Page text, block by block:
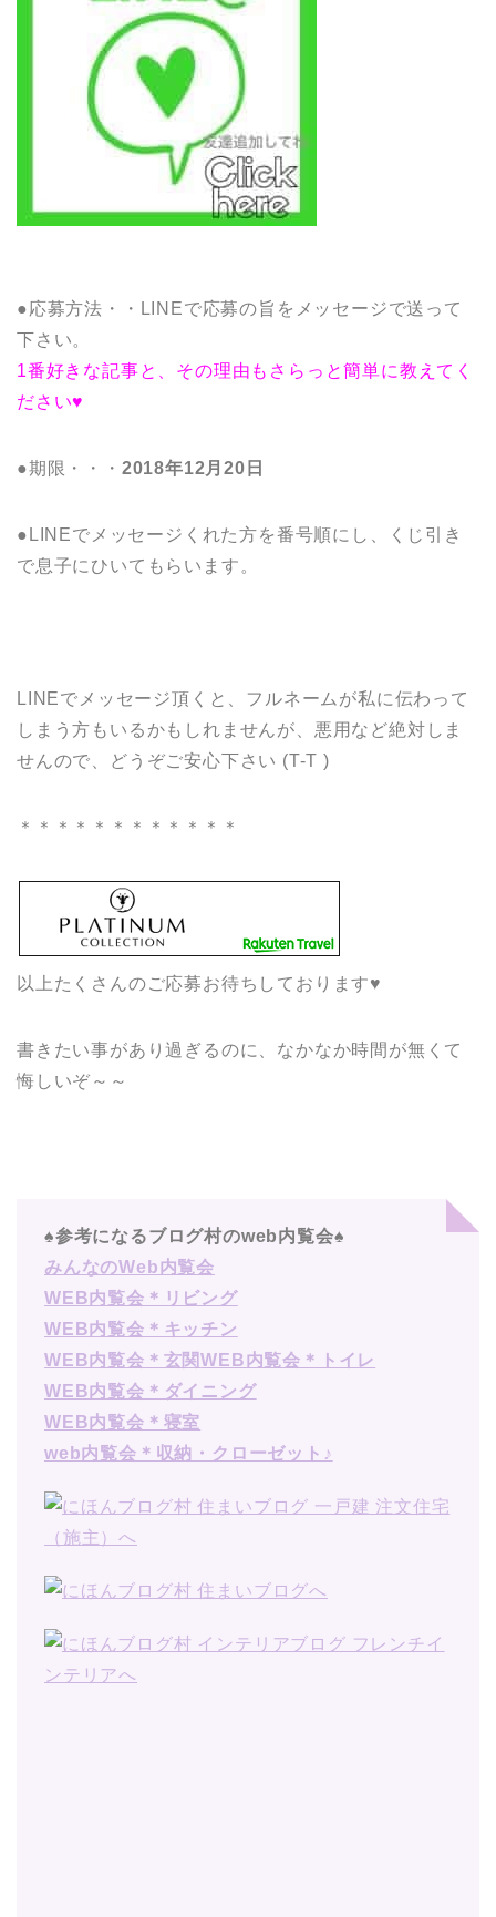
●応募方法・・LINEで応募の旨をメッセージで送って
下さい。
1番好きな記事と、その理由もさらっと簡単に教えてく
ださい♥
●期限・・・ 2018年12月20日
●LINEでメッセージくれた方を番号順にし、くじ引き
で息子にひいてもらいます。
LINEでメッセージ頂くと、フルネームが私に伝わって
しまう方もいるかもしれませんが、悪用など絶対しま
せんので、どうぞご安心下さい (T-T )
＊＊＊＊＊＊＊＊＊＊＊＊
以上たくさんのご応募お待ちしております♥
書きたい事があり過ぎるのに、なかなか時間が無くて
悔しいぞ～～
♠参考になるブログ村のweb内覧会♠
みんなのWeb内覧会
WEB内覧会＊リビング
WEB内覧会＊キッチン
WEB内覧会＊玄関WEB内覧会＊トイレ
WEB内覧会＊ダイニング
WEB内覧会＊寝室
web内覧会＊収納・クローゼット♪